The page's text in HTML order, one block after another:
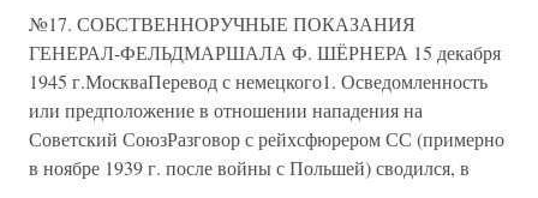
№17. СОБСТВЕННОРУЧНЫЕ ПОКАЗАНИЯ
ГЕНЕРАЛ-ФЕЛЬДМАРШАЛА Ф. ШЁРНЕРА 15 декабря
1945 г.МоскваПеревод с немецкого1. Осведомленность
или предположение в отношении нападения на
Советский СоюзРазговор с рейхсфюрером СС (примерно
в ноябре 1939 г. после войны с Польшей) сводился, в